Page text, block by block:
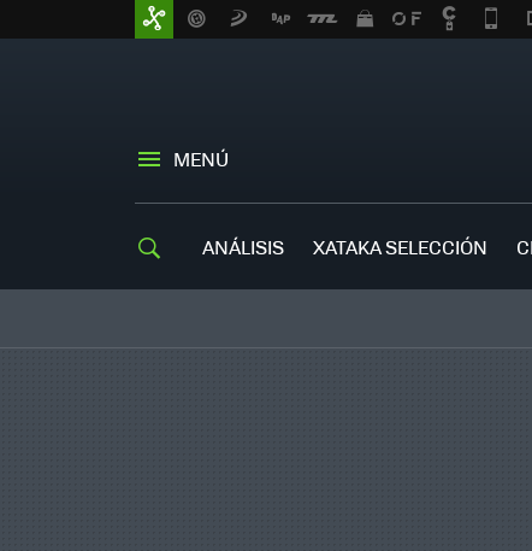
MENÚ
ANÁLISIS XATAKA SELECCIÓN